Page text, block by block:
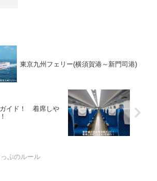
東京九州フェリー(横須賀港～新門司港)
イド！ 着席しや
っぷのルール